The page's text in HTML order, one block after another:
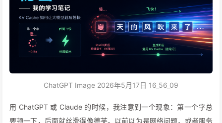
ChatGPT Image 2026年5月17日 16_56_09
用 ChatGPT 或 Claude 的时候，我注意到一个现象：第一个字总
要顿一下，后面就丝滑得像德芙。以前以为是网络问题，或者服务